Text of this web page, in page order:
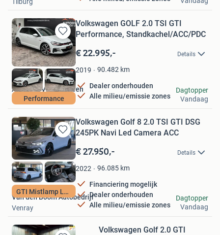
Bewaren
in
Mijn
Favorieten
Performance
Volkswagen GOLF 2.0 TSI GTI
Performance, Standkachel/ACC/PDC
€ 22.995,- Details
2019 90.482 km
Dealer onderhouden
Alle milieu/emissie zones
Autohuis Van Der Veen
IJhorst
Dagtopper
Vandaag
Bewaren
in
Mijn
Favorieten
GTI Mistlamp Led
Volkswagen Golf 8 2.0 TSI GTI DSG
245PK Navi Led Camera ACC
€ 27.950,- Details
2022 96.085 km
Financiering mogelijk
Dealer onderhouden
Alle milieu/emissie zones
Van den Boom Autobedrijf
Venray
Dagtopper
Vandaag
Volkswagen Golf 2.0 GTI